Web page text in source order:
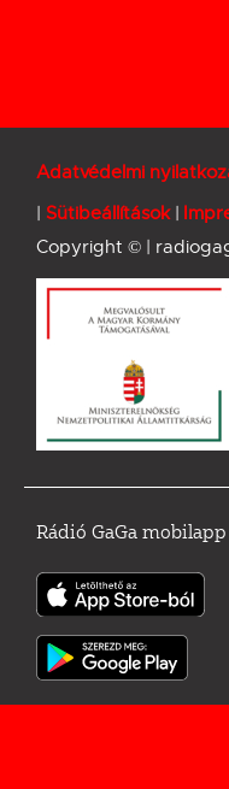
Adatvédelmi
Sütibeállítások
Copyright © |
Rádió GaGa mobilapp